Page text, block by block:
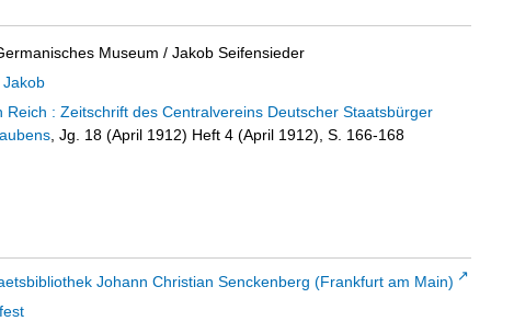
Museum / Jakob Seifensieder
Jakob
Reich : Zeitschrift des Centralvereins Deutscher Staatsbürger
, Jg. 18 (April 1912) Heft 4 (April 1912), S. 166-168
Johann Christian Senckenberg (Frankfurt am Main)